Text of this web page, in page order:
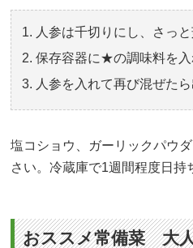
人参は千切りにし、さっと
保存容器に★の調味料を入
人参を入れて再び混ぜたら
塩コショウ、ガーリックパウ
さい。冷蔵庫で1週間程度日持
おススメ常備菜 大